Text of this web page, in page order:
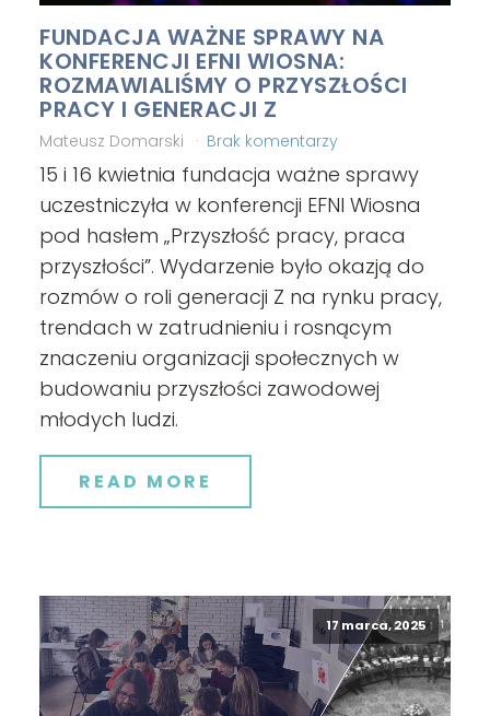
FUNDACJA WAŻNE SPRAWY NA
KONFERENCJI EFNI WIOSNA:
ROZMAWIALIŚMY O PRZYSZŁOŚCI
PRACY I GENERACJI Z
Mateusz Domarski Brak komentarzy
15 i 16 kwietnia fundacja ważne sprawy
uczestniczyła w konferencji EFNI Wiosna
pod hasłem „Przyszłość pracy, praca
przyszłości”. Wydarzenie było okazją do
rozmów o roli generacji Z na rynku pracy,
trendach w zatrudnieniu i rosnącym
znaczeniu organizacji społecznych w
budowaniu przyszłości zawodowej
młodych ludzi.
READ MORE
17 marca, 2025